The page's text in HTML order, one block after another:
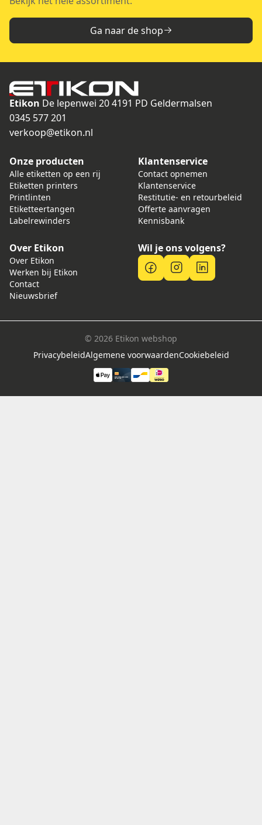
Ga naar de shop
Etikon De lepenwei 204191 PD Geldermalsen
0345 577 201
verkoop@etikon.nl
Onze producten
Alle etiketten op een rij
Etiketten printers
Printlinten
Etiketteertangen
Labelrewinders
Klantenservice
Contact opnemen
Klantenservice
Restitutie- en retourbeleid
Offerte aanvragen
Kennisbank
Over Etikon
Over Etikon
Werken bij Etikon
Contact
Nieuwsbrief
Wil je ons volgens?
© 2026 Etikon webshop
PrivacybeleidAlgemene voorwaardenCookiebeleid